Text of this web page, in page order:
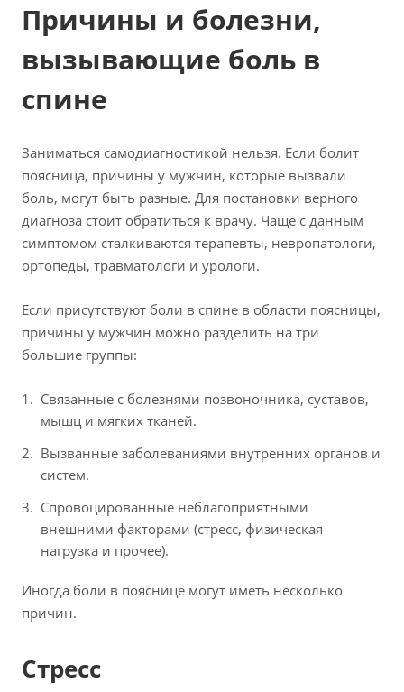
Причины и болезни,
вызывающие боль в
спине
Заниматься самодиагностикой нельзя. Если болит
поясница, причины у мужчин, которые вызвали
боль, могут быть разные. Для постановки верного
диагноза стоит обратиться к врачу. Чаще с данным
симптомом сталкиваются терапевты, невропатологи,
ортопеды, травматологи и урологи.
Если присутствуют боли в спине в области поясницы,
причины у мужчин можно разделить на три
большие группы:
Связанные с болезнями позвоночника, суставов,
мышц и мягких тканей.
Вызванные заболеваниями внутренних органов и
систем.
Спровоцированные неблагоприятными
внешними факторами (стресс, физическая
нагрузка и прочее).
Иногда боли в пояснице могут иметь несколько
причин.
Стресс